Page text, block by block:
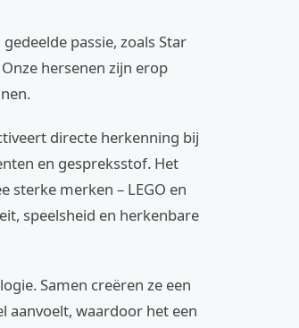
passie, zoals Star
hersenen zijn erop
directe herkenning bij
en gespreksstof. Het
sterke merken – LEGO en
speelsheid en herkenbare
Samen creëren ze een
aanvoelt, waardoor het een